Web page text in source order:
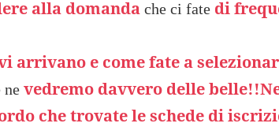
alla domanda che ci fate di
arrivano e come fate a
nevedremo davvero delle
che trovate le schede di